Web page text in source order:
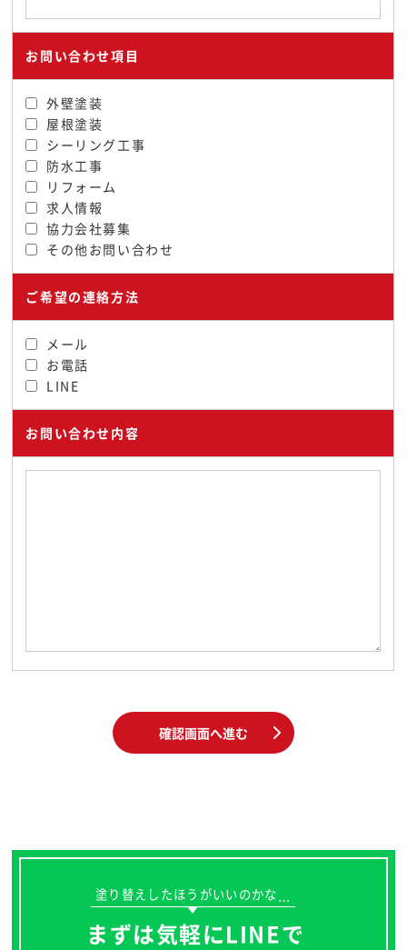
お問い合わせ項目
外壁塗装
屋根塗装
シーリング工事
防水工事
リフォーム
求人情報
協力会社募集
その他お問い合わせ
ご希望の連絡方法
メール
お電話
LINE
お問い合わせ内容
塗り替えしたほうがいいのかな…
まずは気軽にLINEで